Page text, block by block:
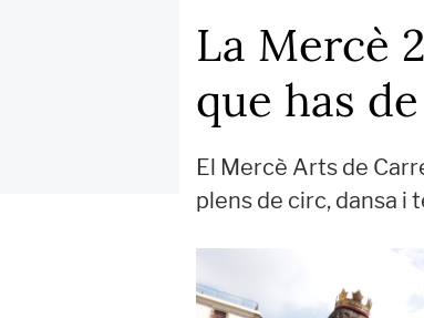
La Mercè
que has
El Mercè Arts de
plens de circ, dansa i